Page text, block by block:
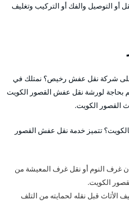
أو التوصيل والفك أو التركيب وتغليف
على شركة نقل عفش رخيص؟ نمتلك في
بحاجة لورشة نقل عفش القصور الكويت
الكويت.
تتميز خدمة نقل عفش القصور
غرف النوم أو نقل غرف المعيشة من
الكويت.
قبل نقله لحمايته من التلف